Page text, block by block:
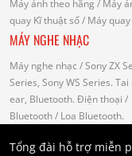
Máy ảnh theo hãng / Máy
quay Kĩ thuật số/ Máy
MÁY NGHE NHẠC
Máy nghe nhạc / Sony ZX
Series, Sony WS Series. Tai
ear, Bluetooth. Điện thoại /
Bluetooth/ Loa Bluetooth.
Tổng đài hỗ trợ miễn